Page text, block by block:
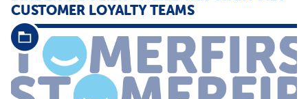
CUSTOMER LOYALTY TEAMS